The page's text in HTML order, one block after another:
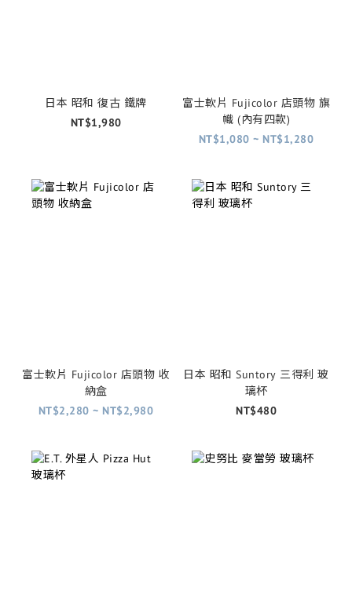
日本 昭和 復古 鐵牌
NT$1,980
富士軟片 Fujicolor 店頭物 旗
幟 (內有四款)
NT$1,080 ~ NT$1,280
富士軟片 Fujicolor 店頭物 收
納盒
NT$2,280 ~ NT$2,980
日本 昭和 Suntory 三得利 玻
璃杯
NT$480